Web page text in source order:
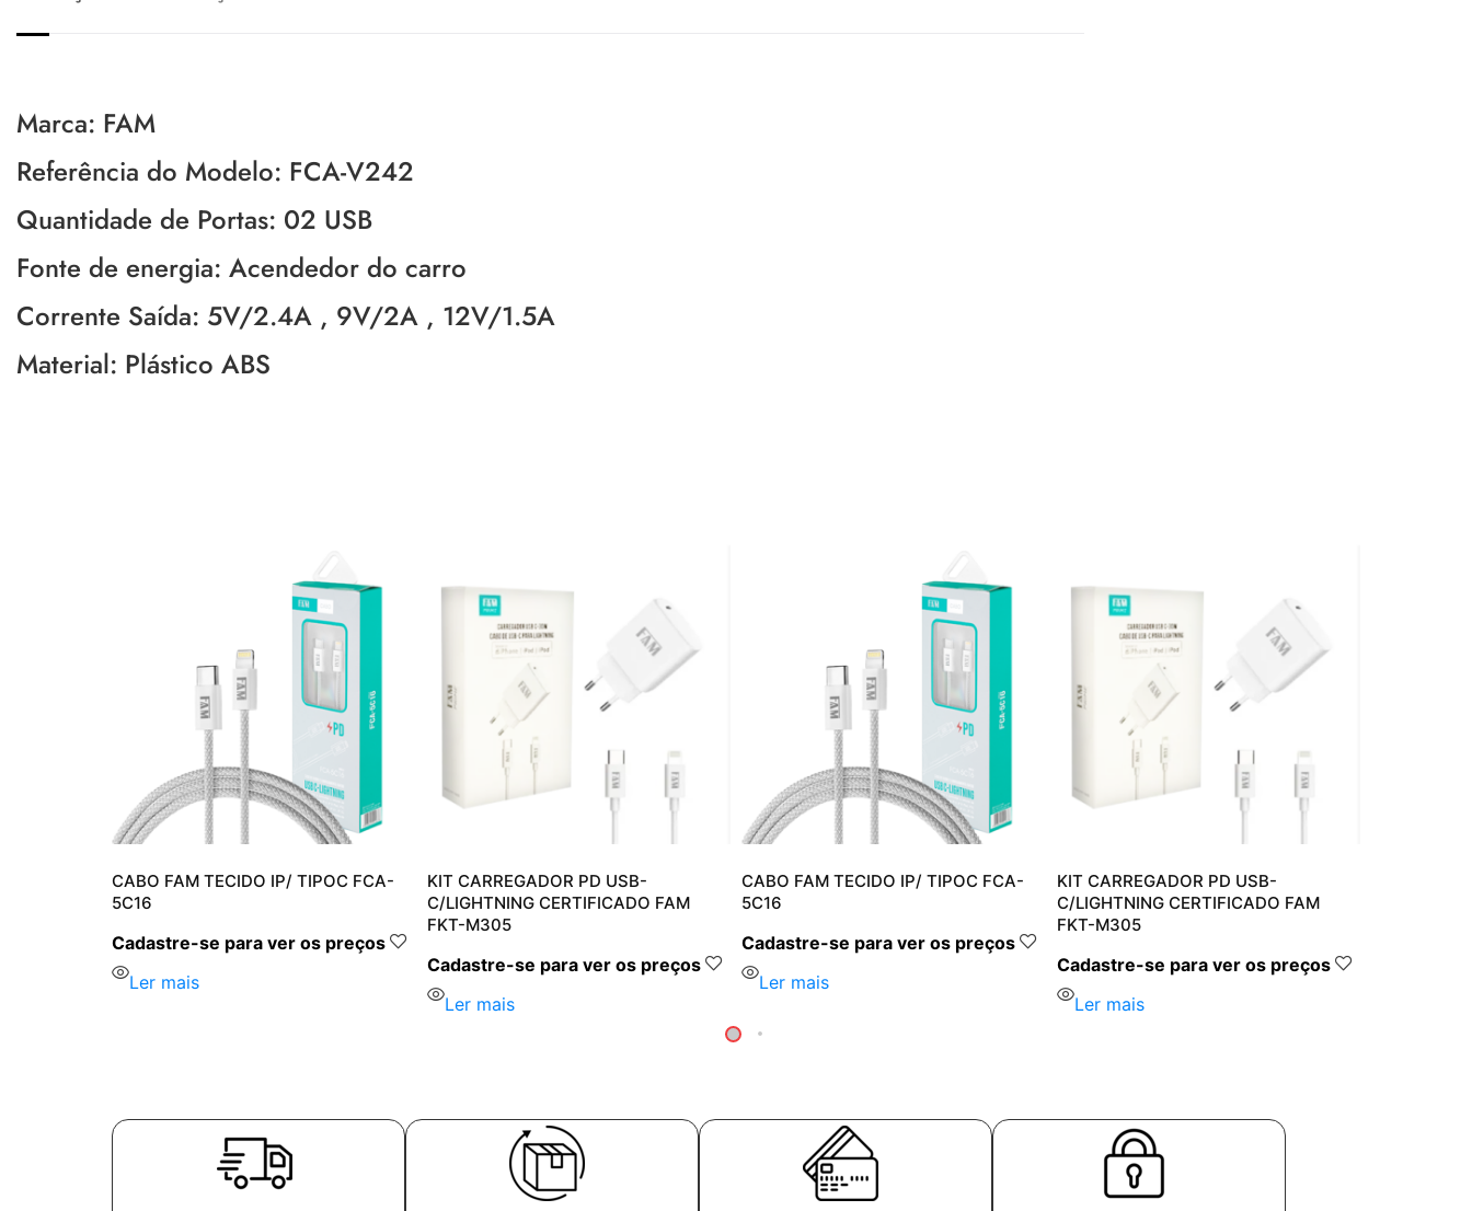
Marca: FAM
Referência do Modelo: FCA-V242
Quantidade de Portas: 02 USB
Fonte de energia: Acendedor do carro
Corrente Saída: 5V/2.4A , 9V/2A , 12V/1.5A
Material: Plástico ABS
CABO FAM TECIDO IP/ TIPOC FCA-
5C16
Cadastre-se para ver os preços
Ler mais
KIT CARREGADOR PD USB-
C/LIGHTNING CERTIFICADO FAM
FKT-M305
Cadastre-se para ver os preços
Ler mais
CABO FAM TECIDO IP/ TIPOC FCA-
5C16
Cadastre-se para ver os preços
Ler mais
KIT CARREGADOR PD USB-
C/LIGHTNING CERTIFICADO FAM
FKT-M305
Cadastre-se para ver os preços
Ler mais